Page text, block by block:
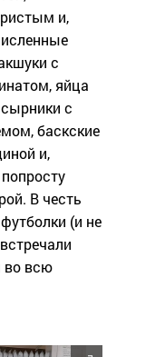
и,
с
яйца
с
баскские
и,
В честь
(и не
во всю